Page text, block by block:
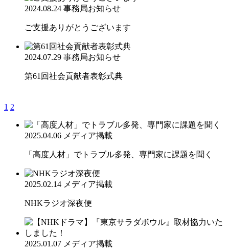
2024.08.24 事務局お知らせ
ご支援ありがとうございます
2024.07.29 事務局お知らせ
第61回社会貢献者表彰式典
1 2
2025.04.06 メディア掲載
「高度人材」でトラブル多発、専門家に課題を聞く
2025.02.14 メディア掲載
NHKラジオ深夜便
2025.01.07 メディア掲載